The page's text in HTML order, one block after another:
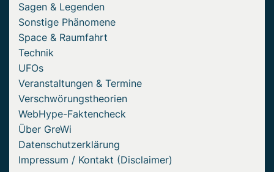
Sagen & Legenden
Sonstige Phänomene
Space & Raumfahrt
Technik
UFOs
Veranstaltungen & Termine
Verschwörungstheorien
WebHype-Faktencheck
Über GreWi
Datenschutzerklärung
Impressum / Kontakt (Disclaimer)